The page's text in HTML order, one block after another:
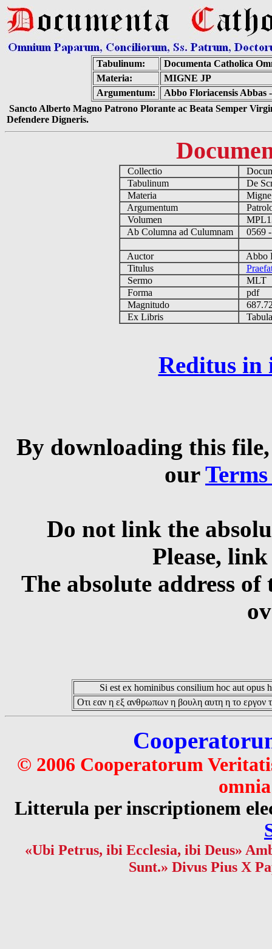
Tabulinum:
Documenta Catholica
Materia:
MIGNE JP
Argumentum:
Abbo Floriacensis
Sancto Alberto Magno Patrono Plorante ac Beata Semper
Defendere Digneris.
Collectio
Tabulinum
De
Materia
Argumentum
Volumen
Ab Columna ad Culumnam
0569
Auctor
Abbo
Titulus
Sermo
MLT
Forma
pdf
Magnitudo
Ex Libris
Reditus in
By downloading this
our
Do not link the
Please,
The absolute address
Si est ex hominibus consilium hoc aut opus
Οτι εαν η εξ ανθρωπων η βουλη αυτη η το εργον
© 2006 Cooperatorum
Litterula per inscriptionem
«Ubi Petrus, ibi Ecclesia, ibi Deus»
Sunt.» Divus Pius X